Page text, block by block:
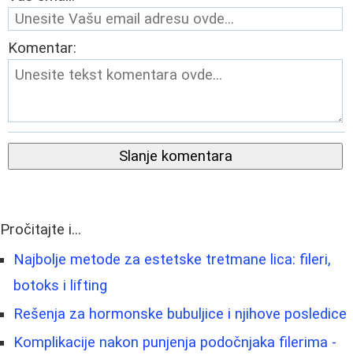
Komentar:
Slanje komentara
Pročitajte i...
Najbolje metode za estetske tretmane lica: fileri,
botoks i lifting
Rešenja za hormonske bubuljice i njihove posledice
Komplikacije nakon punjenja podočnjaka filerima -